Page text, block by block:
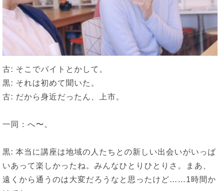
古: そこでバイトとかして。
黒: それは初めて聞いた。
古: だから身近だったん、上市。
一同：へ〜。
黒: 本当に講座は地域の人たちとの新しい出会いがいっぱ
いあって楽しかったね。みんなひとりひとりさ。まあ、
遠くから通うのは大変だろうなと思ったけど……1時間か